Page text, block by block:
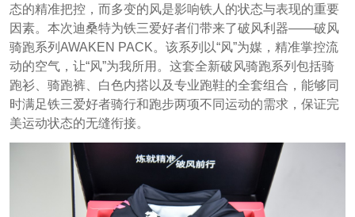
态的精准把控，而多变的风是影响铁人的状态与表现的重要
因素。本次迪桑特为铁三爱好者们带来了破风利器——破风
骑跑系列AWAKEN PACK。该系列以“风”为媒，精准掌控流
动的空气，让“风”为我所用。这套全新破风骑跑系列包括骑
跑衫、骑跑裤、白色内搭以及专业跑鞋的全套组合，能够同
时满足铁三爱好者骑行和跑步两项不同运动的需求， 保证完
美运动状态的无缝衔接。